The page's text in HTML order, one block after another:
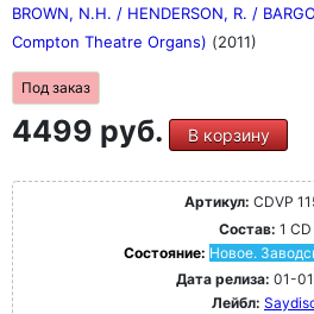
BROWN, N.H. / HENDERSON, R. /
Compton Theatre Organs) (2011)
Под заказ
4499 руб. В корзину
Артикул: CDVP
Состав: 1 CD
Состояние: Новое.
Дата релиза: 01-
Лейбл: